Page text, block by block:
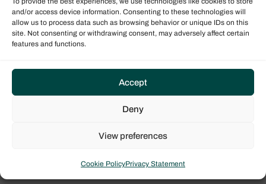
and/or access device information. Consenting to these technologies will
allow us to process data such as browsing behavior or unique IDs on this
site. Not consenting or withdrawing consent, may adversely affect certain
features and functions.
Accept
Deny
View preferences
Cookie PolicyPrivacy Statement
Jeanneau
Modèle de bateau
Sun Odyssey 519
Architecte